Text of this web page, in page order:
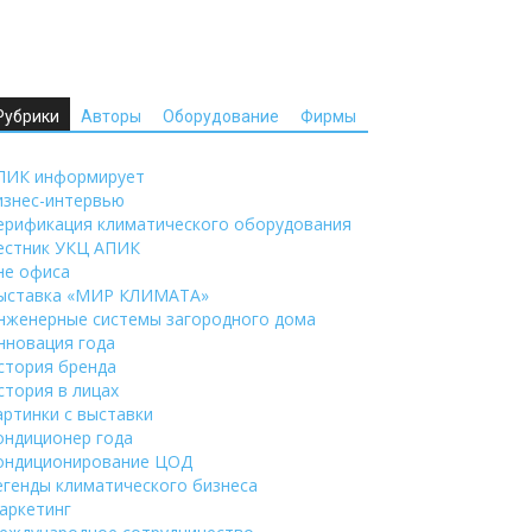
Авторы Оборудование Фирмы
информирует
интервью
климатического оборудования
УКЦ АПИК
офиса
«МИР КЛИМАТА»
системы загородного дома
года
бренда
в лицах
с выставки
года
ЦОД
климатического бизнеса